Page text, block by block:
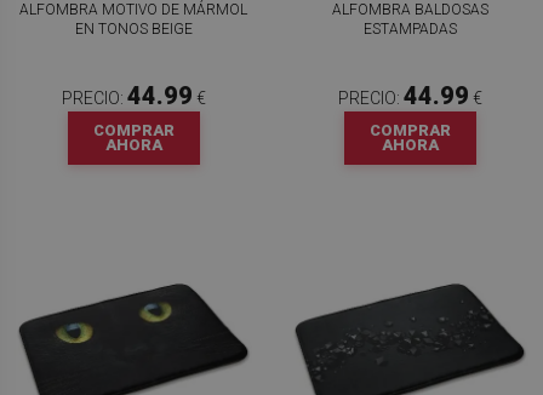
ALFOMBRA MOTIVO DE MÁRMOL
EN TONOS BEIGE
PRECIO: 44.99 €
COMPRAR
AHORA
ALFOMBRA BALDOSAS
ESTAMPADAS
PRECIO: 44.99 €
COMPRAR
AHORA